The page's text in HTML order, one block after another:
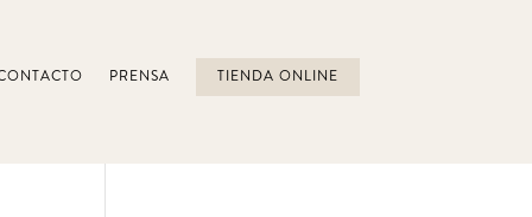
PRENSA TIENDA ONLINE